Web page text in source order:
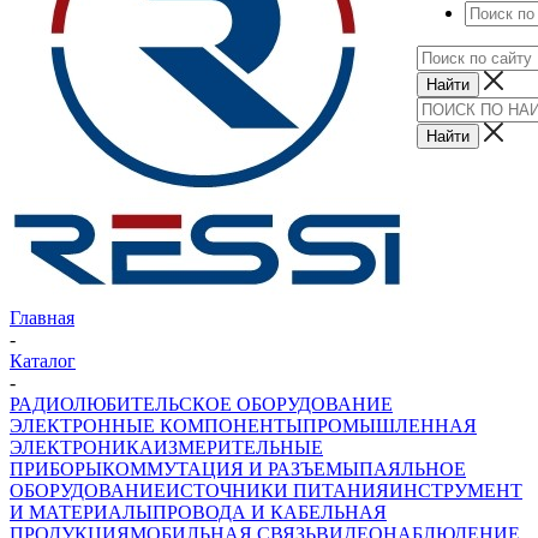
Главная
-
Каталог
-
РАДИОЛЮБИТЕЛЬСКОЕ ОБОРУДОВАНИЕ
ЭЛЕКТРОННЫЕ КОМПОНЕНТЫПРОМЫШЛЕННАЯ
ЭЛЕКТРОНИКАИЗМЕРИТЕЛЬНЫЕ
ПРИБОРЫКОММУТАЦИЯ И РАЗЪЕМЫПАЯЛЬНОЕ
ОБОРУДОВАНИЕИСТОЧНИКИ ПИТАНИЯИНСТРУМЕНТ
И МАТЕРИАЛЫПРОВОДА И КАБЕЛЬНАЯ
ПРОДУКЦИЯМОБИЛЬНАЯ СВЯЗЬВИДЕОНАБЛЮДЕНИЕ